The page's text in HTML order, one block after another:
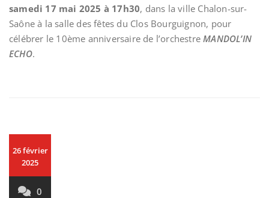
samedi 17 mai 2025 à 17h30, dans la ville Chalon-sur-
Saône à la salle des fêtes du Clos Bourguignon, pour
célébrer le 10ème anniversaire de l’orchestreMANDOL’IN
ECHO.
26 février
2025
0